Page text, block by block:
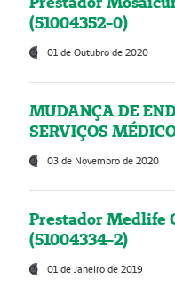
(51004352-0)
01 de Outubro de 2020
MUDANÇA DE
SERVIÇOS
03 de Novembro de 2020
Prestador Medlife
(51004334-2)
01 de Janeiro de 2019